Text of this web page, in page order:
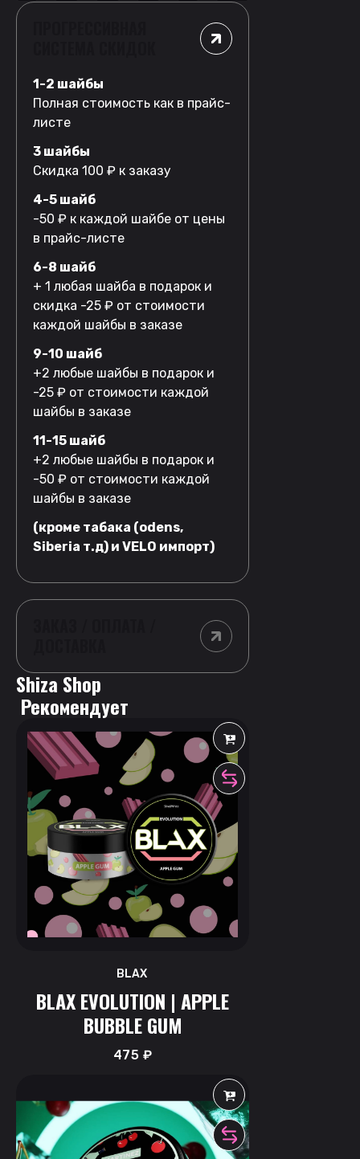
1-2 шайбы
Полная стоимость как в прайс-
листе
3 шайбы
Скидка 100 ₽ к заказу
4-5 шайб
-50 ₽ к каждой шайбе от цены
в прайс-листе
6-8 шайб
+ 1 любая шайба в подарок и
скидка -25 ₽ от стоимости
каждой шайбы в заказе
9-10 шайб
+2 любые шайбы в подарок и
-25 ₽ от стоимости каждой
шайбы в заказе
11-15 шайб
+2 любые шайбы в подарок и
-50 ₽ от стоимости каждой
шайбы в заказе
(кроме табака (odens,
Siberia т.д) и VELO импорт)
Shiza Shop
Рекомендует
BLAX
BLAX EVOLUTION | APPLE
BUBBLE GUM
475 ₽